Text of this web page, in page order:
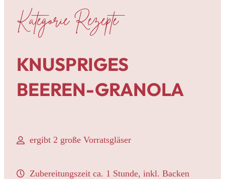
Kategorie Rezepte
KNUSPRIGES
BEEREN-GRANOLA
ergibt 2 große Vorratsgläser
Zubereitungszeit ca. 1 Stunde, inkl. Backen